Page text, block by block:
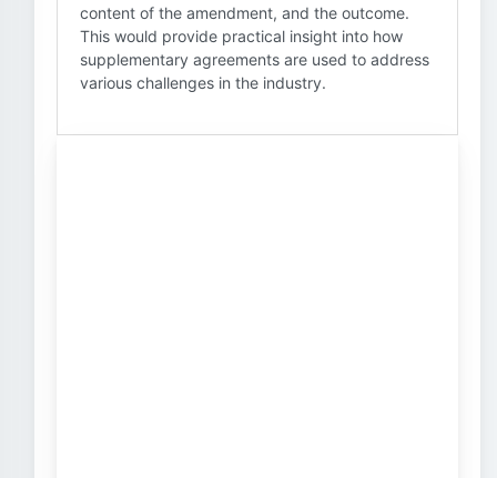
content of the amendment, and the outcome.
This would provide practical insight into how
supplementary agreements are used to address
various challenges in the industry.